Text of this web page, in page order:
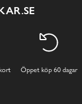
Öppet köp 60 dagar